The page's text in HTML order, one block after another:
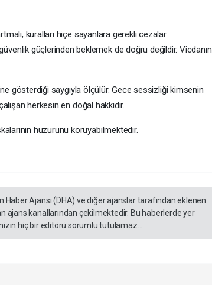
kuralları hiçe sayanlara gerekli cezalar
güçlerinden beklemek de doğru değildir. Vicdanın
gösterdiği saygıyla ölçülür. Gece sessizliği kimsenin
herkesin en doğal hakkıdır.
huzurunu koruyabilmektedir.
Ajansı (DHA) ve diğer ajanslar tarafından eklenen
kanallarından çekilmektedir. Bu haberlerde yer
hiç bir editörü sorumlu tutulamaz...